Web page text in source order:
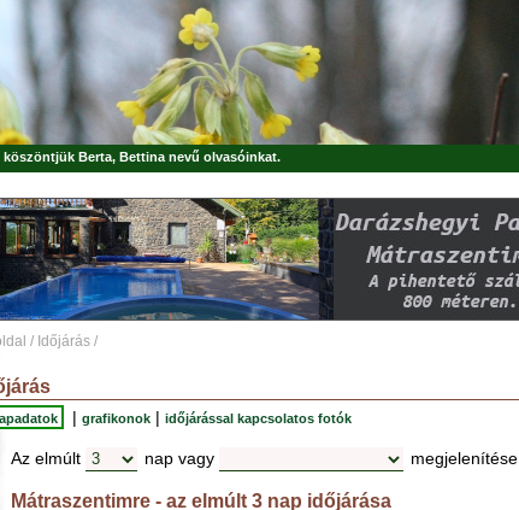
köszöntjük Berta, Bettina nevű olvasóinkat.
/ Időjárás /
| grafikonok | időjárással kapcsolatos fotók
Az elmúlt nap vagy megjelenítése.
Mátraszentimre - az elmúlt 3 nap időjárása